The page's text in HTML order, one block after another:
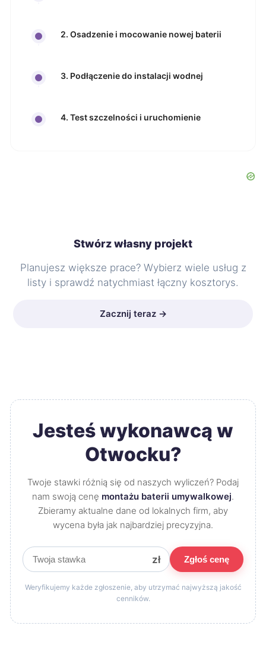
2. Osadzenie i mocowanie nowej baterii
3. Podłączenie do instalacji wodnej
4. Test szczelności i uruchomienie
Stwórz własny projekt
Planujesz większe prace? Wybierz wiele usług z
listy i sprawdź natychmiast łączny kosztorys.
Zacznij teraz →
Jesteś wykonawcą w
Otwocku?
Twoje stawki różnią się od naszych wyliczeń? Podaj
nam swoją cenę montażu baterii umywalkowej.
Zbieramy aktualne dane od lokalnych firm, aby
wycena była jak najbardziej precyzyjna.
zł Zgłoś cenę
Weryfikujemy każde zgłoszenie, aby utrzymać najwyższą jakość
cenników.